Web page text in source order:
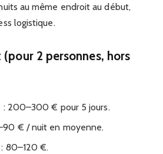
au même endroit au début,
logistique.
2 personnes, hors
: 200–300 € pour 5 jours.
€ / nuit en moyenne.
80–120 €.